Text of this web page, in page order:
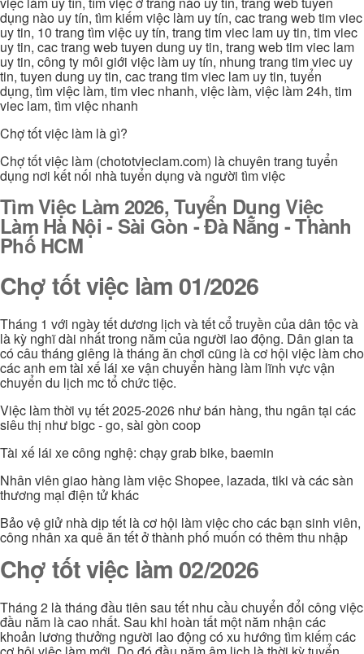
dụng nào uy tín, tìm kiếm việc làm uy tín, cac trang web tim viec
uy tin, 10 trang tìm việc uy tín, trang tim viec lam uy tin, tim viec
uy tin, cac trang web tuyen dung uy tin, trang web tim viec lam
uy tin, công ty môi giới việc làm uy tín, nhung trang tim viec uy
tin, tuyen dung uy tin, cac trang tim viec lam uy tin, tuyển
dụng, tìm việc làm, tim viec nhanh, việc làm, việc làm 24h, tim
viec lam, tìm việc nhanh
Chợ tốt việc làm là gì?
Chợ tốt việc làm (chototvieclam.com) là chuyên trang tuyển
dụng nơi kết nối nhà tuyển dụng và người tìm việc
Tìm Việc Làm 2026, Tuyển Dụng Việc
Làm Hà Nội - Sài Gòn - Đà Nẵng - Thành
Phố HCM
Chợ tốt việc làm 01/2026
Tháng 1 với ngày tết dương lịch và tết cổ truyền của dân tộc và
là kỳ nghĩ dài nhất trong năm của người lao động. Dân gian ta
có câu tháng giêng là tháng ăn chơi cũng là cơ hội việc làm cho
các anh em tài xế lái xe vận chuyển hàng làm lĩnh vực vận
chuyển du lịch mc tổ chức tiệc.
Việc làm thời vụ tết 2025-2026 như bán hàng, thu ngân tại các
siêu thị như bigc - go, sài gòn coop
Tài xế lái xe công nghệ: chạy grab bike, baemin
Nhân viên giao hàng làm việc Shopee, lazada, tiki và các sàn
thương mại điện tử khác
Bảo vệ giử nhà dịp tết là cơ hội làm việc cho các bạn sinh viên,
công nhân xa quê ăn tết ở thành phố muốn có thêm thu nhập
Chợ tốt việc làm 02/2026
Tháng 2 là tháng đầu tiên sau tết nhu cầu chuyển đổi công việc
đầu năm là cao nhất. Sau khi hoàn tất một năm nhận các
khoản lương thưởng người lao động có xu hướng tìm kiếm các